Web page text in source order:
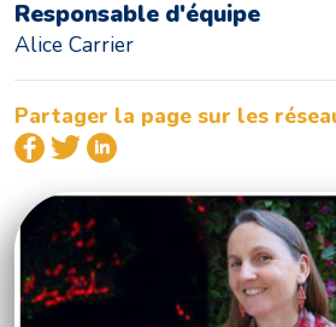
Responsable d'équipe
Alice Carrier
Partager la page sur les